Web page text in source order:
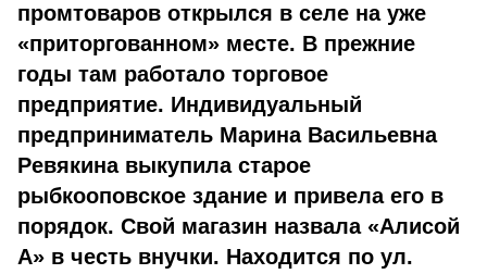
промтоваров открылся в селе на уже
«приторгованном» месте. В прежние
годы там работало торговое
предприятие. Индивидуальный
предприниматель Марина Васильевна
Ревякина выкупила старое
рыбкооповское здание и привела его в
порядок. Свой магазин назвала «Алисой
А» в честь внучки. Находится по ул.